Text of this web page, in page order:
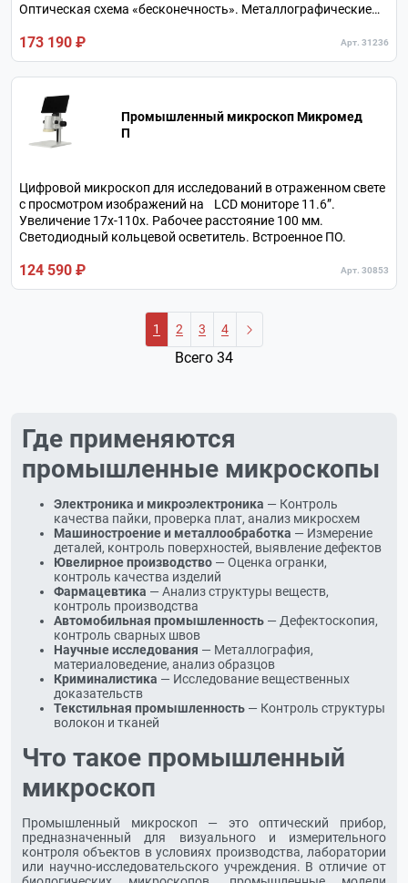
Оптическая схема «бесконечность». Металлографические
Тринокулярная визуальная насадка.
173 190 ₽ Арт. 31236
Промышленный микроскоп Микромед
П
Цифровой микроскоп для исследований в отраженном свете
с просмотром изображений на LCD мониторе 11.6”.
Увеличение 17х-110х. Рабочее расстояние 100 мм.
Светодиодный кольцевой осветитель. Встроенное ПО.
124 590 ₽ Арт. 30853
1 2 3 4
Всего 34
Где применяются
промышленные микроскопы
Электроника и микроэлектроника — Контроль
качества пайки, проверка плат, анализ микросхем
Машиностроение и металлообработка — Измерение
деталей, контроль поверхностей, выявление дефектов
Ювелирное производство — Оценка огранки,
контроль качества изделий
Фармацевтика — Анализ структуры веществ,
контроль производства
Автомобильная промышленность — Дефектоскопия,
контроль сварных швов
Научные исследования — Металлография,
материаловедение, анализ образцов
Криминалистика — Исследование вещественных
доказательств
Текстильная промышленность — Контроль структуры
волокон и тканей
Что такое промышленный
микроскоп
Промышленный микроскоп — это оптический прибор,
предназначенный для визуального и измерительного
контроля объектов в условиях производства, лаборатории
или научно-исследовательского учреждения. В отличие от